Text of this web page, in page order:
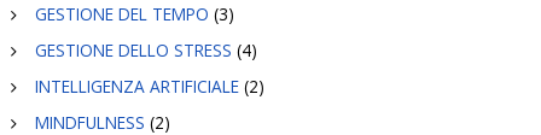
GESTIONE DEL TEMPO (3)
GESTIONE DELLO STRESS (4)
INTELLIGENZA ARTIFICIALE(2)
MINDFULNESS (2)